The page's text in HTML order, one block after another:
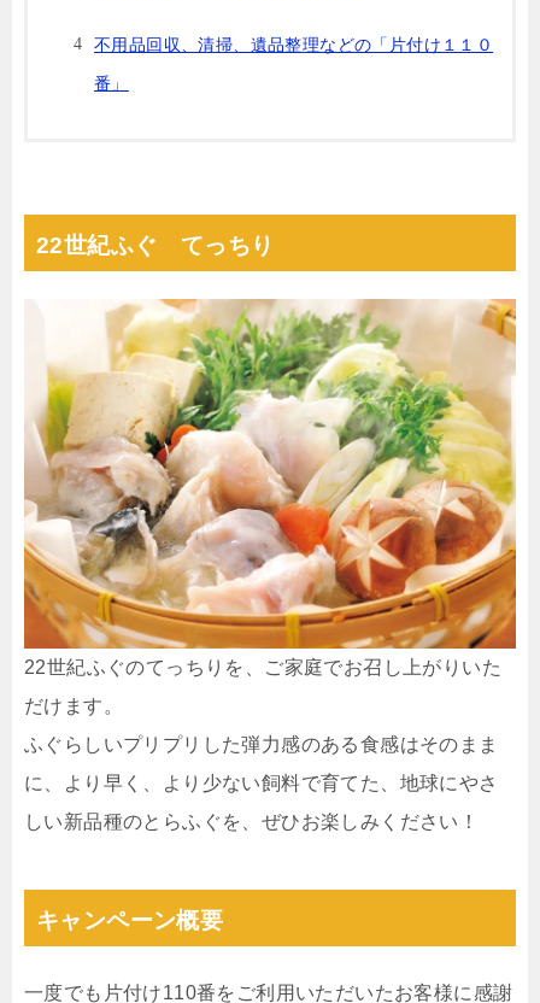
不⽤品回収、清掃、遺品整理などの「⽚付け１１０
番」
22世紀ふぐ てっちり
22世紀ふぐのてっちりを、ご家庭でお召し上がりいた
だけます。
ふぐらしいプリプリした弾力感のある食感はそのまま
に、より早く、より少ない飼料で育てた、地球にやさ
しい新品種のとらふぐを、ぜひお楽しみください！
キャンペーン概要
⼀度でも⽚付け110番をご利⽤いただいたお客様に感謝